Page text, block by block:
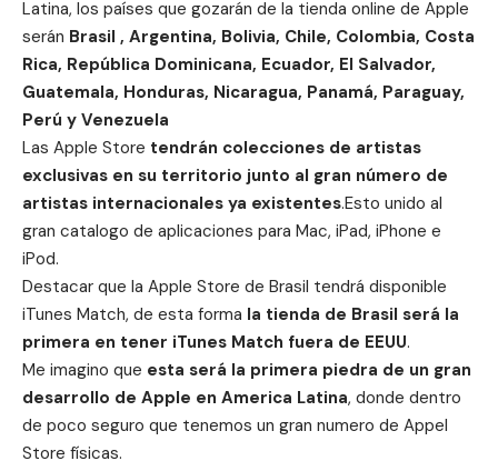
Latina, los países que gozarán de la tienda online de Apple
serán Brasil , Argentina, Bolivia, Chile, Colombia, Costa
Rica, República Dominicana, Ecuador, El Salvador,
Guatemala, Honduras, Nicaragua, Panamá, Paraguay,
Perú y Venezuela
Las Apple Store tendrán colecciones de artistas
exclusivas en su territorio junto al gran número de
artistas internacionales ya existentes.Esto unido al
gran catalogo de aplicaciones para Mac, iPad, iPhone e
iPod.
Destacar que la Apple Store de Brasil tendrá disponible
iTunes Match, de esta forma la tienda de Brasil será la
primera en tener iTunes Match fuera de EEUU.
Me imagino que esta será la primera piedra de un gran
desarrollo de Apple en America Latina, donde dentro
de poco seguro que tenemos un gran numero de Appel
Store físicas.